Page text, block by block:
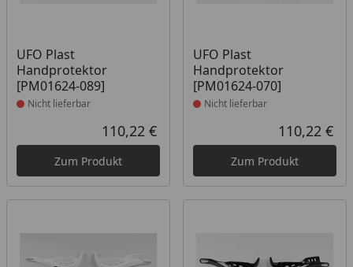
UFO Plast
Handprotektor
[PM01624-089]
Produkt nicht lieferbar
Nicht lieferbar
Aktueller Preis
110,22 €
Zum Produkt
UFO Plast
Handprotektor
[PM01624-070]
Produkt nicht lieferbar
Nicht lieferbar
110,22 €
Zum Produkt